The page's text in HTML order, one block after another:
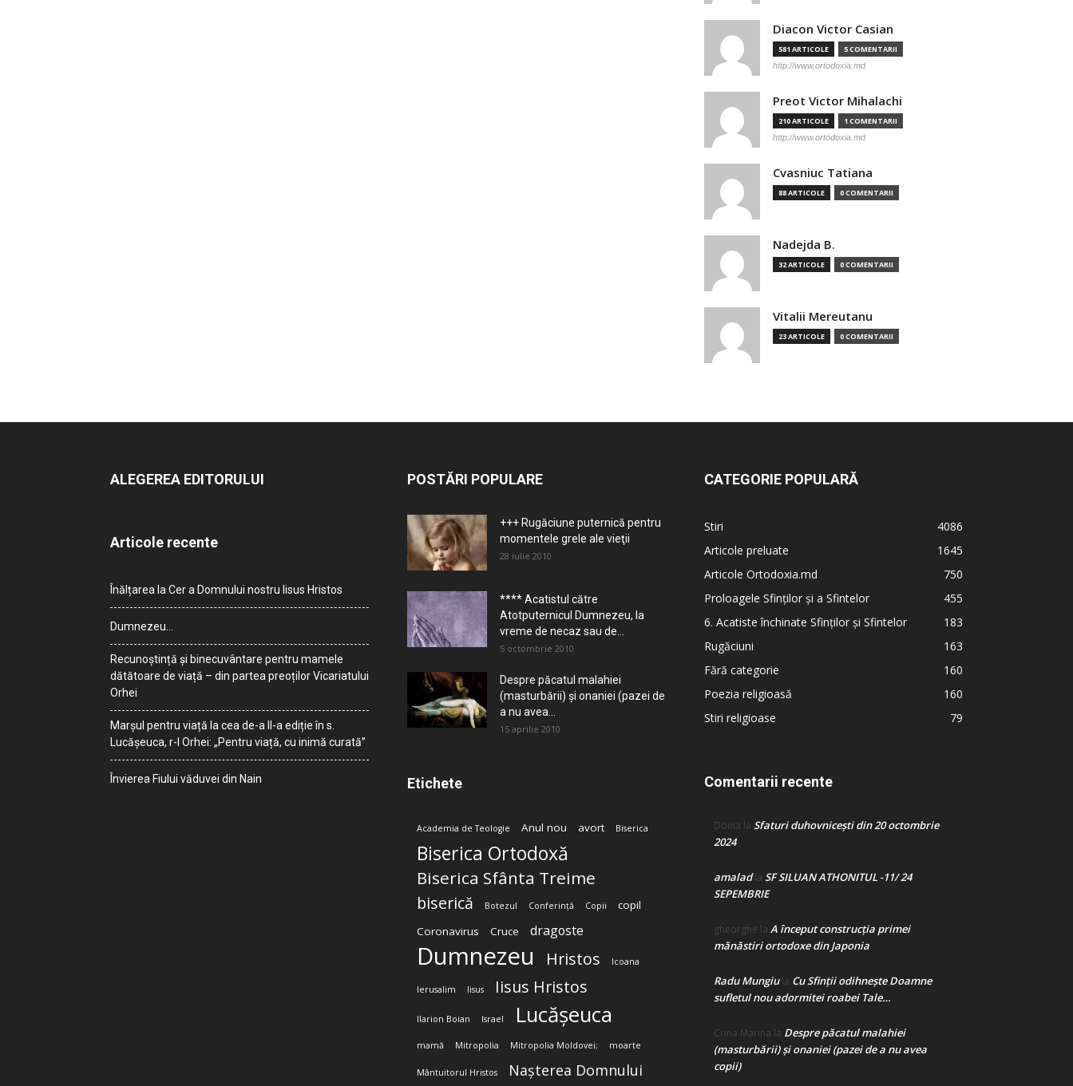
Diacon Victor Casian
581 ARTICOLE 5 COMENTARII
http://www.ortodoxia.md
Preot Victor Mihalachi
210 ARTICOLE 1 COMENTARII
http://www.ortodoxia.md
Cvasniuc Tatiana
88 ARTICOLE 0 COMENTARII
Nadejda B.
32 ARTICOLE 0 COMENTARII
Vitalii Mereutanu
23 ARTICOLE 0 COMENTARII
ALEGEREA EDITORULUI
Articole recente
Înălțarea la Cer a Domnului nostru Iisus Hristos
Dumnezeu…
Recunoștință și binecuvântare pentru mamele
dătătoare de viață – din partea preoților Vicariatului
Orhei
Marșul pentru viață la cea de-a II-a ediție în s.
Lucășeuca, r-l Orhei: „Pentru viață, cu inimă curată”
Învierea Fiului văduvei din Nain
POSTĂRI POPULARE
+++ Rugăciune puternică pentru
momentele grele ale vieţii
28 iulie 2010
**** Acatistul către
Atotputernicul Dumnezeu, la
vreme de necaz sau de...
5 octombrie 2010
Despre păcatul malahiei
(masturbării) şi onaniei (pazei de
a nu avea...
15 aprilie 2010
Etichete
Academia de Teologie Anul nou avort Biserica
Biserica Ortodoxă
Biserica Sfânta Treime
biserică Botezul Conferință Copii
copil
Coronavirus
Cruce dragoste
Dumnezeu Hristos Icoana
Ierusalim Iisus Iisus Hristos
Ilarion Boian Israel Lucășeuca
mamă Mitropolia Mitropolia Moldovei; moarte
Mântuitorul Hristos Nașterea Domnului
CATEGORIE POPULARĂ
Stiri
4086
Articole preluate
1645
Articole Ortodoxia.md
750
Proloagele Sfinților și a Sfintelor
455
6. Acatiste închinate Sfinților și Sfintelor
183
Rugăciuni
163
Fără categorie
160
Poezia religioasă
160
Stiri religioase
79
Comentarii recente
Doina la Sfaturi duhovnicești din 20 octombrie
2024
amaladla SF SILUAN ATHONITUL -11/ 24
SEPEMBRIE
gheorghe la A început construcţia primei
mănăstiri ortodoxe din Japonia
Radu Mungiula Cu Sfinții odihnește Doamne
sufletul nou adormitei roabei Tale…
Crina Marina la Despre păcatul malahiei
(masturbării) şi onaniei (pazei de a nu avea
copii)